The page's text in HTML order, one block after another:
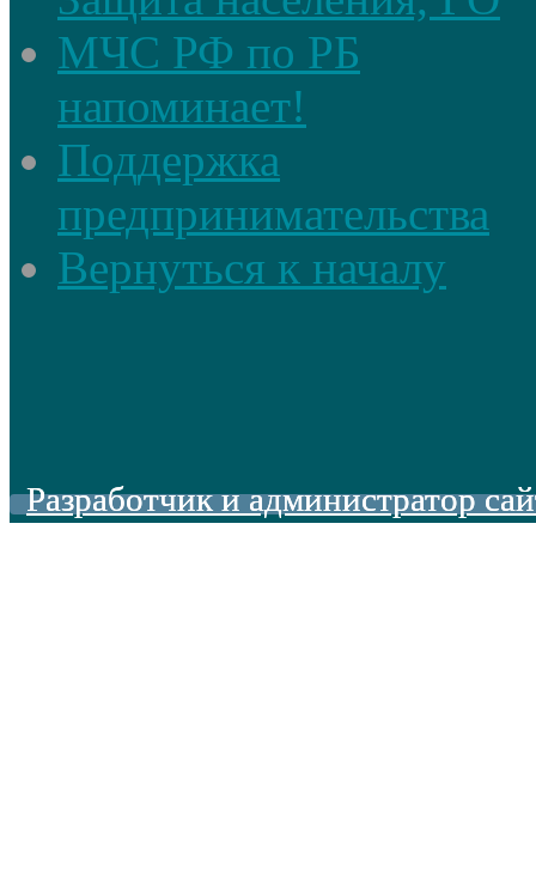
МЧС РФ по РБ
напоминает!
Поддержка
предпринимательства
Вернуться к началу
Разработчик и администратор